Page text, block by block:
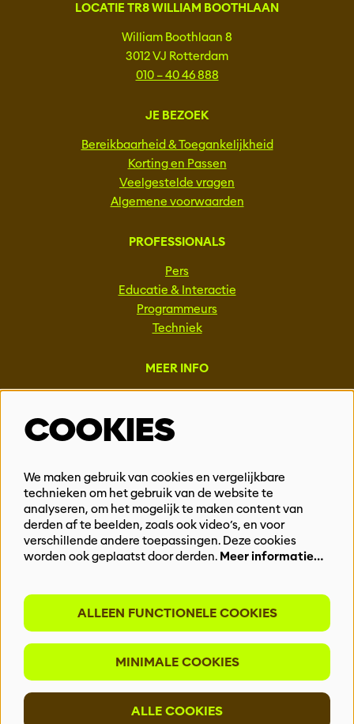
LOCATIE TR8 WILLIAM BOOTHLAAN
William Boothlaan 8
3012 VJ Rotterdam
010 – 40 46 888
JE BEZOEK
Bereikbaarheid & Toegankelijkheid
Korting en Passen
Veelgestelde vragen
Algemene voorwaarden
PROFESSIONALS
Pers
Educatie & Interactie
Programmeurs
Techniek
MEER INFO
Vacatures
Events & Partnerships
Privacy
BLIJF OP DE HOOGTE
Meld je aan voor onze nieuwsbrief
INSCHRIJVEN
COOKIES
We maken gebruik van cookies en vergelijkbare
technieken om het gebruik van de website te
analyseren, om het mogelijk te maken content van
derden af te beelden, zoals ook video’s, en voor
verschillende andere toepassingen. Deze cookies
worden ook geplaatst door derden. Meer informatie…
ALLEEN FUNCTIONELE COOKIES
MINIMALE COOKIES
ALLE COOKIES